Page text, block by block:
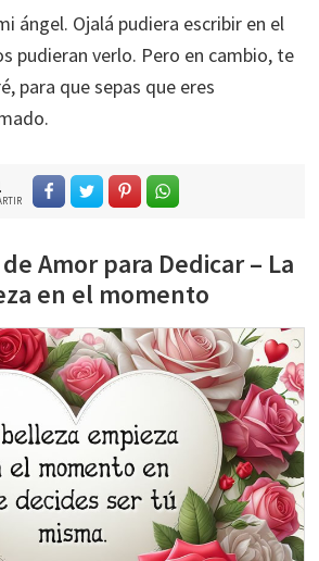
ángel. Ojalá pudiera escribir en el
pudieran verlo. Pero en cambio, te
para que sepas que eres
Amor para Dedicar – La
en el momento